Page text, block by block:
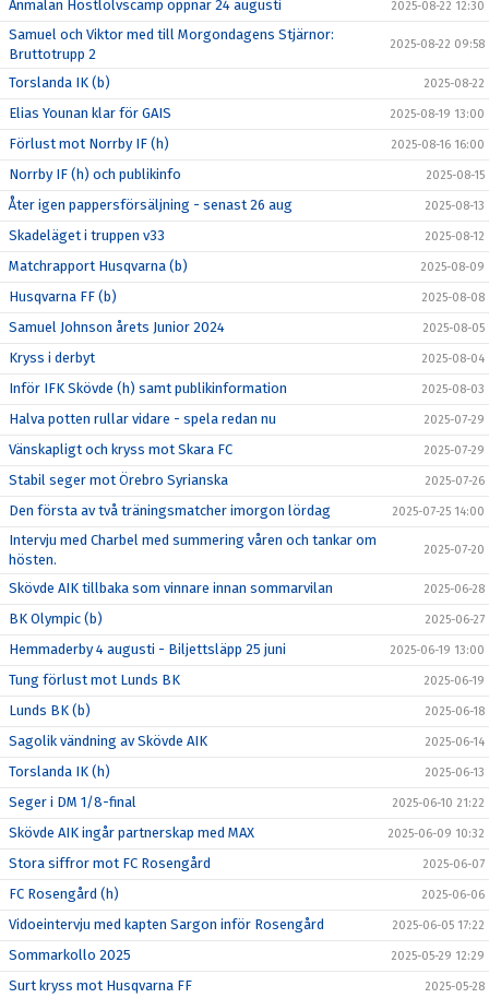
Anmälan Höstlolvscamp öppnar 24 augusti 2025-08-22 12:30
Samuel och Viktor med till Morgondagens Stjärnor:
Bruttotrupp 2
2025-08-22 09:58
Torslanda IK (b) 2025-08-22
Elias Younan klar för GAIS 2025-08-19 13:00
Förlust mot Norrby IF (h) 2025-08-16 16:00
Norrby IF (h) och publikinfo 2025-08-15
Åter igen pappersförsäljning - senast 26 aug 2025-08-13
Skadeläget i truppen v33 2025-08-12
Matchrapport Husqvarna (b) 2025-08-09
Husqvarna FF (b) 2025-08-08
Samuel Johnson årets Junior 2024 2025-08-05
Kryss i derbyt 2025-08-04
Inför IFK Skövde (h) samt publikinformation 2025-08-03
Halva potten rullar vidare - spela redan nu 2025-07-29
Vänskapligt och kryss mot Skara FC 2025-07-29
Stabil seger mot Örebro Syrianska 2025-07-26
Den första av två träningsmatcher imorgon lördag 2025-07-25 14:00
Intervju med Charbel med summering våren och tankar om
hösten.
2025-07-20
Skövde AIK tillbaka som vinnare innan sommarvilan 2025-06-28
BK Olympic (b) 2025-06-27
Hemmaderby 4 augusti - Biljettsläpp 25 juni 2025-06-19 13:00
Tung förlust mot Lunds BK 2025-06-19
Lunds BK (b) 2025-06-18
Sagolik vändning av Skövde AIK 2025-06-14
Torslanda IK (h) 2025-06-13
Seger i DM 1/8-final 2025-06-10 21:22
Skövde AIK ingår partnerskap med MAX 2025-06-09 10:32
Stora siffror mot FC Rosengård 2025-06-07
FC Rosengård (h) 2025-06-06
Vidoeintervju med kapten Sargon inför Rosengård 2025-06-05 17:22
Sommarkollo 2025 2025-05-29 12:29
Surt kryss mot Husqvarna FF 2025-05-28